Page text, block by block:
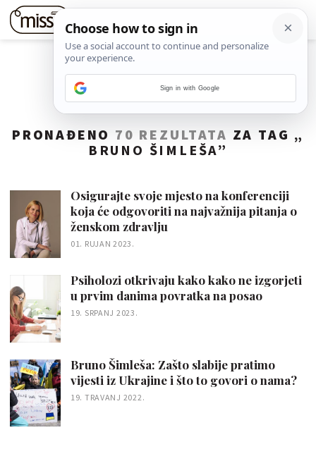
PRONAĐENO 70 REZULTATA ZA TAG „
BRUNO ŠIMLEŠA”
Osigurajte svoje mjesto na konferenciji
koja će odgovoriti na najvažnija pitanja o
ženskom zdravlju
01. RUJAN 2023.
Psiholozi otkrivaju kako kako ne izgorjeti
u prvim danima povratka na posao
19. SRPANJ 2023.
Bruno Šimleša: Zašto slabije pratimo
vijesti iz Ukrajine i što to govori o nama?
19. TRAVANJ 2022.
Sign in with Google